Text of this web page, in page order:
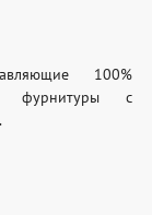
100%
фурнитуры с